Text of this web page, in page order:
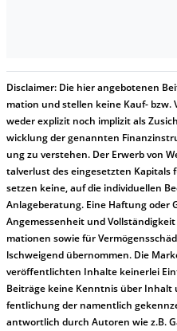
Dis­clai­mer: Die hier an­ge­bo­te­nen
ma­t­ion und stel­len kei­ne Kauf- bzw.
we­der ex­pli­zit noch im­pli­zit als
wick­lung der ge­nan­nt­en
ung zu ver­steh­en. Der Er­werb von
tal­ver­lust des ein­ge­setz­ten
setz­en kei­ne, auf die in­di­vi­du­el­len
An­la­ge­be­ra­tung. Ei­ne Haf­tung
An­ge­mes­sen­heit und
ma­tion­en so­wie für
lschwei­gend über­nom­men. Die
ver­öf­fent­lich­ten In­hal­te kei­ner­lei
Bei­trä­ge kei­ne Ken­nt­nis über In­halt
fent­lich­ung der na­ment­lich
ant­wort­lich durch Au­tor­en wie z.B.